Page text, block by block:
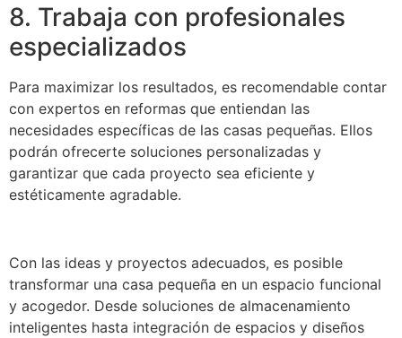
8. Trabaja con profesionales
especializados
Para maximizar los resultados, es recomendable contar
con expertos en reformas que entiendan las
necesidades específicas de las casas pequeñas. Ellos
podrán ofrecerte soluciones personalizadas y
garantizar que cada proyecto sea eficiente y
estéticamente agradable.
Con las ideas y proyectos adecuados, es posible
transformar una casa pequeña en un espacio funcional
y acogedor. Desde soluciones de almacenamiento
inteligentes hasta integración de espacios y diseños